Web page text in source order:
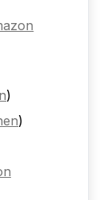
)
)